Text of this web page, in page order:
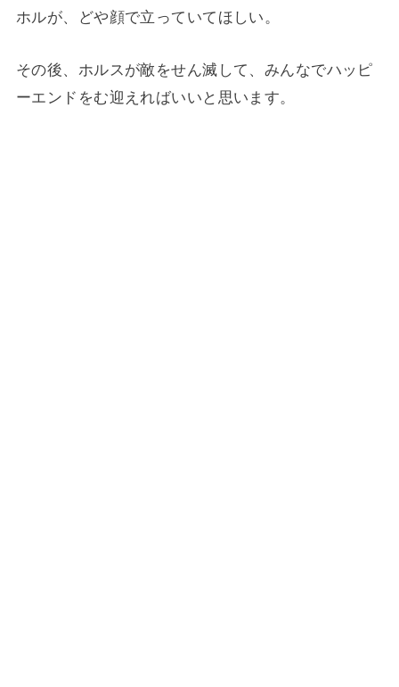
ホルが、どや顔で立っていてほしい。
その後、ホルスが敵をせん滅して、みんなでハッピ
ーエンドをむ迎えればいいと思います。